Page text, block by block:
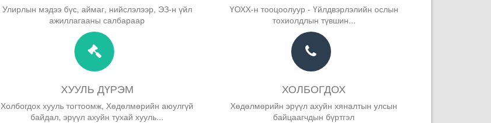
Улирлын мэдээ бүс, аймаг, нийслэлээр, ЭЗ-н үйл
ажиллагааны салбараар
ҮОХХ-н тооцоолуур - Үйлдвэрлэлийн ослын
тохиолдлын түвшин...
ХУУЛЬ ДҮРЭМ
Холбогдох хууль тогтоомж, Хөдөлмөрийн аюулгүй
байдал, эрүүл ахуйн тухай хууль...
ХОЛБОГДОХ
Хөдөлмөрийн эрүүл ахуйн хяналтын улсын
байцаагчдын бүртгэл